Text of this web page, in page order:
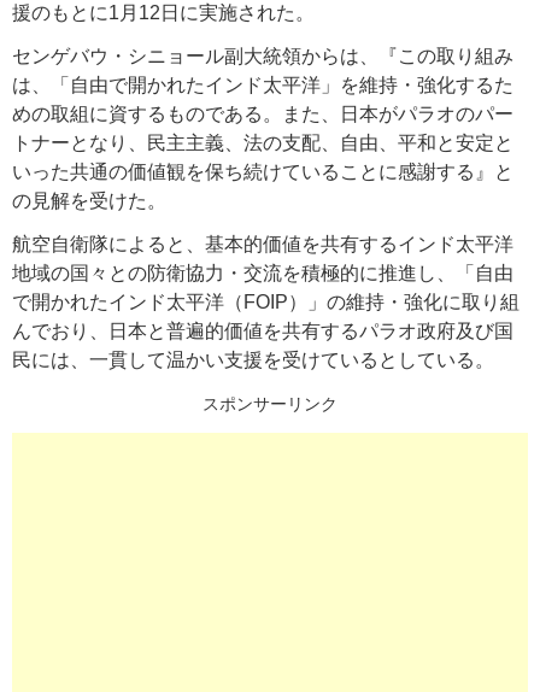
援のもとに1月12日に実施された。
センゲバウ・シニョール副大統領からは、『この取り組み
は、「自由で開かれたインド太平洋」を維持・強化するた
めの取組に資するものである。また、日本がパラオのパー
トナーとなり、民主主義、法の支配、自由、平和と安定と
いった共通の価値観を保ち続けていることに感謝する』と
の見解を受けた。
航空自衛隊によると、基本的価値を共有するインド太平洋
地域の国々との防衛協力・交流を積極的に推進し、「自由
で開かれたインド太平洋（FOIP）」の維持・強化に取り組
んでおり、日本と普遍的価値を共有するパラオ政府及び国
民には、一貫して温かい支援を受けているとしている。
スポンサーリンク